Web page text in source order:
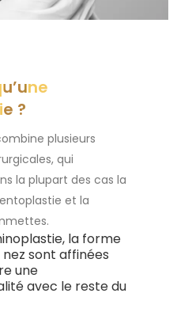
?
plusieurs
qui
la plupart des cas la
et la
la forme
sont affinées
une
avec le reste du